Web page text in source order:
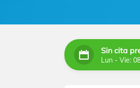
Sin cita
Lun - Vie: